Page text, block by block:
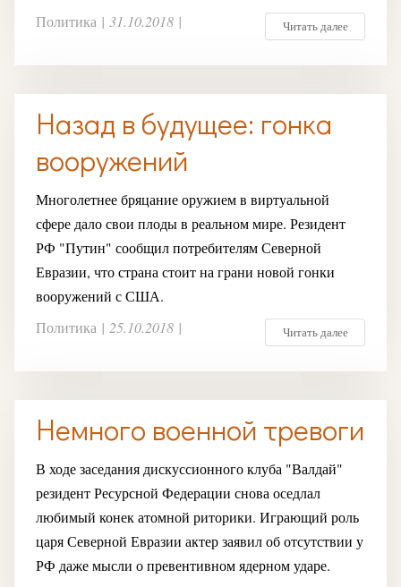
Читать далее
Политика | 31.10.2018 |
Назад в будущее: гонка
вооружений
Многолетнее бряцание оружием в виртуальной
сфере дало свои плоды в реальном мире. Резидент
РФ "Путин" сообщил потребителям Северной
Евразии, что страна стоит на грани новой гонки
вооружений с США.
Читать далее
Политика | 25.10.2018 |
Немного военной тревоги
В ходе заседания дискуссионного клуба "Валдай"
резидент Ресурсной Федерации снова оседлал
любимый конек атомной риторики. Играющий роль
царя Северной Евразии актер заявил об отсутствии у
РФ даже мысли о превентивном ядерном ударе.